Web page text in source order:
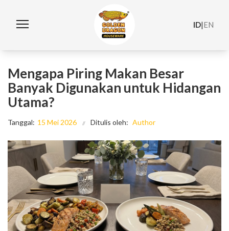
ID|EN
Mengapa Piring Makan Besar
Banyak Digunakan untuk Hidangan
Utama?
Tanggal: 15 Mei 2026 Ditulis oleh: Author